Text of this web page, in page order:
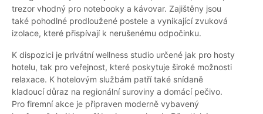
trezor vhodný pro notebooky a kávovar. Zajištěny jsou
také pohodlné prodloužené postele a vynikající zvuková
izolace, které přispívají k nerušenému odpočinku.
K dispozici je privátní wellness studio určené jak pro hosty
hotelu, tak pro veřejnost, které poskytuje široké možnosti
relaxace. K hotelovým službám patří také snídaně
kladoucí důraz na regionální suroviny a domácí pečivo.
Pro firemní akce je připraven moderně vybavený